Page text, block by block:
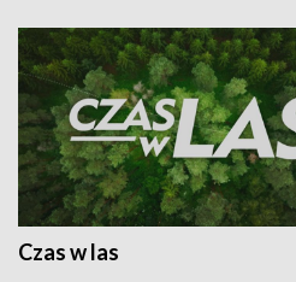
Czas w las